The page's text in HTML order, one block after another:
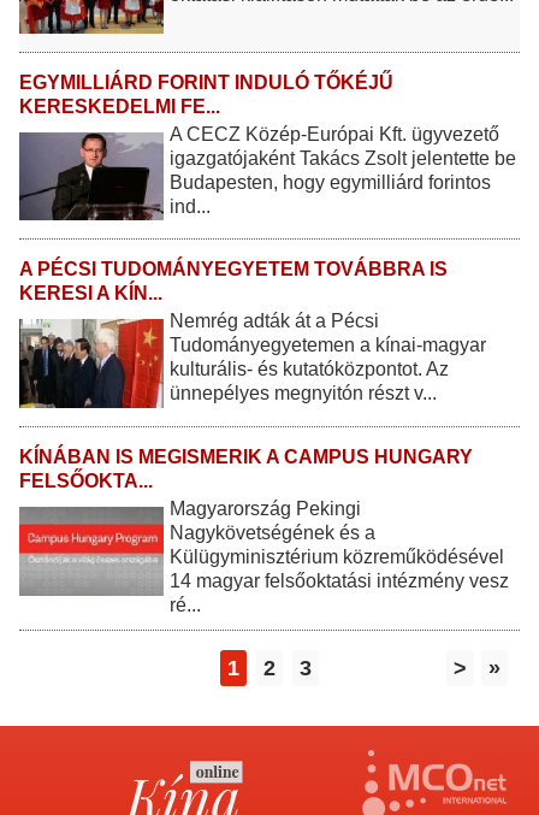
EGYMILLIÁRD FORINT INDULÓ TŐKÉJŰ
KERESKEDELMI FE...
A CECZ Közép-Európai Kft. ügyvezető
igazgatójaként Takács Zsolt jelentette be
Budapesten, hogy egymilliárd forintos
ind...
A PÉCSI TUDOMÁNYEGYETEM TOVÁBBRA IS
KERESI A KÍN...
Nemrég adták át a Pécsi
Tudományegyetemen a kínai-magyar
kulturális- és kutatóközpontot. Az
ünnepélyes megnyitón részt v...
KÍNÁBAN IS MEGISMERIK A CAMPUS HUNGARY
FELSŐOKTA...
Magyarország Pekingi
Nagykövetségének és a
Külügyminisztérium közreműködésével
14 magyar felsőoktatási intézmény vesz
ré...
1 2 3 > »